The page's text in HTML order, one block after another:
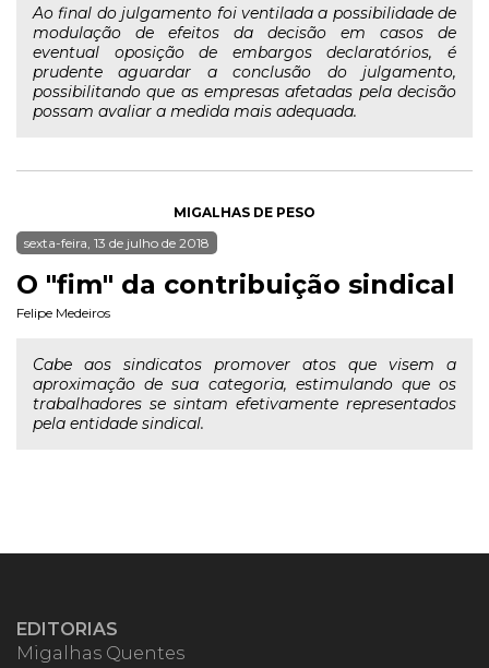
Ao final do julgamento foi ventilada a possibilidade de
modulação de efeitos da decisão em casos de
eventual oposição de embargos declaratórios, é
prudente aguardar a conclusão do julgamento,
possibilitando que as empresas afetadas pela decisão
possam avaliar a medida mais adequada.
MIGALHAS DE PESO
sexta-feira, 13 de julho de 2018
O "fim" da contribuição sindical
Felipe Medeiros
Cabe aos sindicatos promover atos que visem a
aproximação de sua categoria, estimulando que os
trabalhadores se sintam efetivamente representados
pela entidade sindical.
EDITORIAS
Migalhas Quentes